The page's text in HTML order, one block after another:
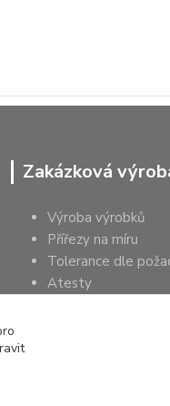
Zakázková
Výroba výrobků
Přířezy na míru
Tolerance dle
Atesty